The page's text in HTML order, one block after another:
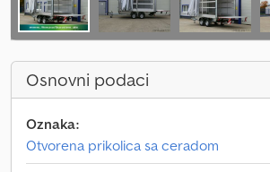
Osnovni podaci
Oznaka:
Otvorena prikolica sa ceradom